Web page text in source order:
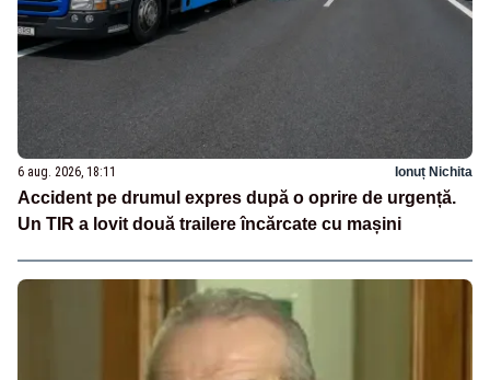
6 aug. 2026, 18:11 Ionuț Nichita
Accident pe drumul expres după o oprire de urgență.
Un TIR a lovit două trailere încărcate cu mașini